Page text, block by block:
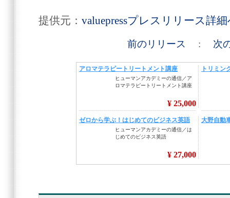
提供元： valuepressプレスリリース詳
前のリリース : 次